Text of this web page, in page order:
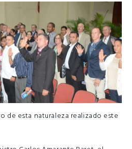
de esta naturaleza realizado este